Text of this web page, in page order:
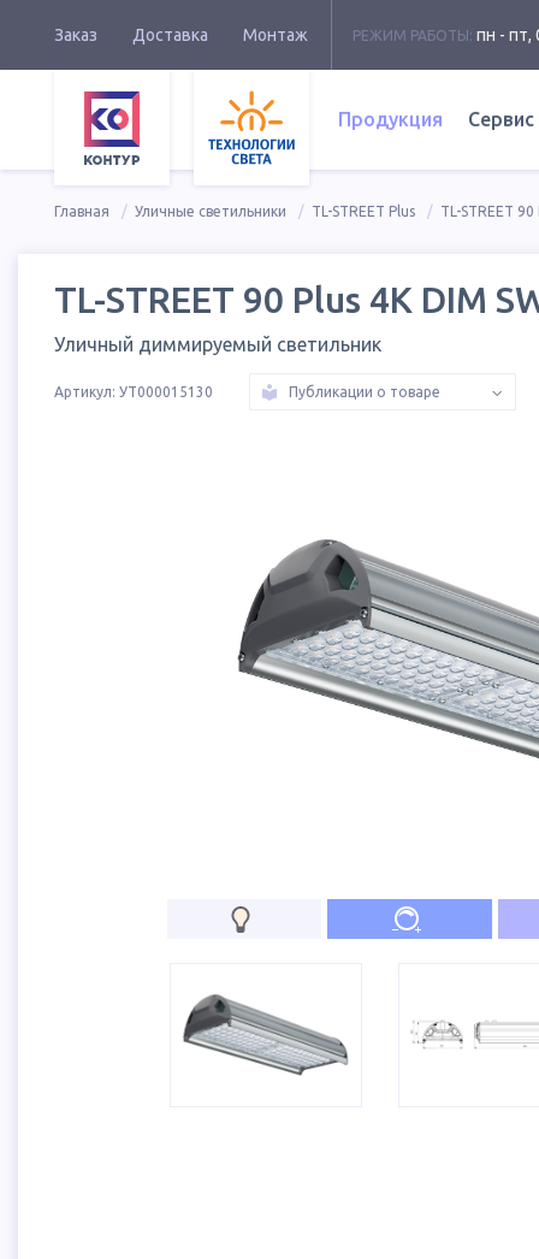
Заказ Доставка Монтаж РЕЖИМ РАБОТЫ: пн - пт,
Продукция Сервис
Главная Уличные светильники TL-STREET Plus TL-STREET 90
TL-STREET 90 Plus 4K DIM
Уличный диммируемый светильник
Артикул: УТ000015130 Публикации о товаре